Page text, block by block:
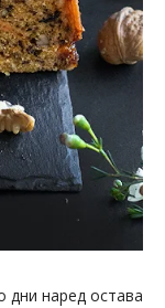
дни наред остава